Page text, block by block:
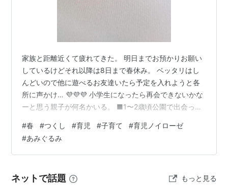
家族と距離近くて疲れてきた。 明日までお預かりお願い
しているけどそれ以降は8日まで春休み。 ベッタリはし
んどいので他に遊べるお友達いたら予定を入れようと各
所に声かけ… 💜💜💜 小学生になったら再会できないかな
ーと思う親子が何名かいる。 ■1〜2歳頃公園で出会った
いた。 当時支援センターも閉まっていたり予約制で溢れ
て全然利用できなかったりと子供と過ごせる場所が少な
かった。 公園に行くも皆ピリピリして距離を取ってい
ても構わないよ）の人もいて、毎日公園に通っていると
#春 #つくし #育児 #子育て #育児ノイローゼ
#あみぐるみ
ネットで話題 もっと見る